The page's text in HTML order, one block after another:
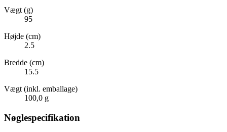
Vægt (g)
95
Højde (cm)
2.5
Bredde (cm)
15.5
Vægt (inkl. emballage)
100,0 g
Nøglespecifikation